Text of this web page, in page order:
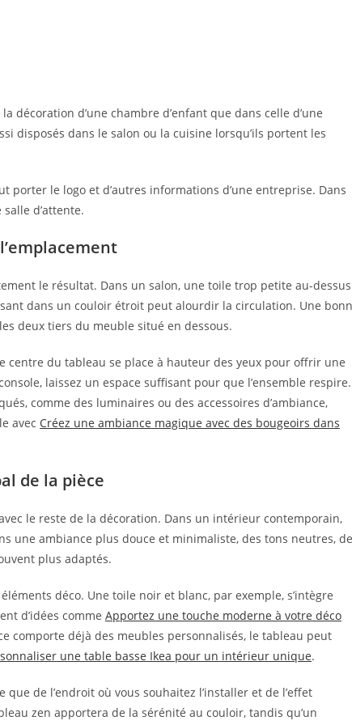
décoration d’une chambre d’enfant que dans celle d’une
disposés dans le salon ou la cuisine lorsqu’ils portent les
le logo et d’autres informations d’une entreprise. Dans
d’attente.
le résultat. Dans un salon, une toile trop petite au-dessus
dans un couloir étroit peut alourdir la circulation. Une
deux tiers du meuble situé en dessous.
centre du tableau se place à hauteur des yeux pour offrir une
laissez un espace suffisant pour que l’ensemble respire.
comme des luminaires ou des accessoires d’ambiance,
avec Créez une ambiance magique avec des bougeoirs dans
de la pièce
le reste de la décoration. Dans un intérieur contemporain,
une ambiance plus douce et minimaliste, des tons neutres,
plus adaptés.
déco. Une toile noir et blanc, par exemple, s’intègre
d’idées comme Apportez une touche moderne à votre déco
comporte déjà des meubles personnalisés, le tableau peut
une table basse Ikea pour un intérieur unique.
de l’endroit où vous souhaitez l’installer et de l’effet
zen apportera de la sérénité au couloir, tandis qu’un